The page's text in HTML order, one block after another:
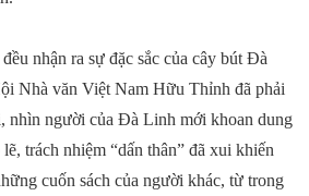
nhận ra sự đặc sắc của cây bút Đà
Nhà văn Việt Nam Hữu Thỉnh đã phải
nhìn người của Đà Linh mới khoan dung
lẽ, trách nhiệm “dấn thân” đã xui khiến
cuốn sách của người khác, từ trong